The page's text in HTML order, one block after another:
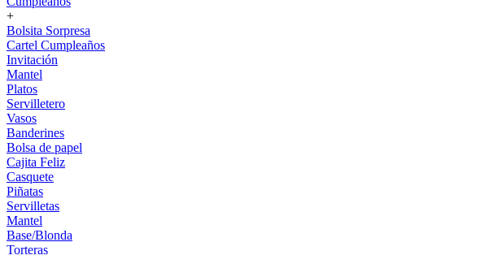
+
Bolsita Sorpresa
Cartel Cumpleaños
Invitación
Mantel
Platos
Servilletero
Vasos
Banderines
Bolsa de papel
Cajita Feliz
Casquete
Piñatas
Servilletas
Mantel
Base/Blonda
Torteras